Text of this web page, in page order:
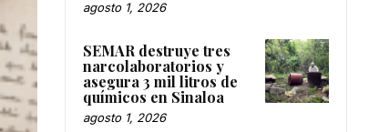
agosto 1, 2026
SEMAR destruye tres
narcolaboratorios y
asegura 3 mil litros de
químicos en Sinaloa
agosto 1, 2026